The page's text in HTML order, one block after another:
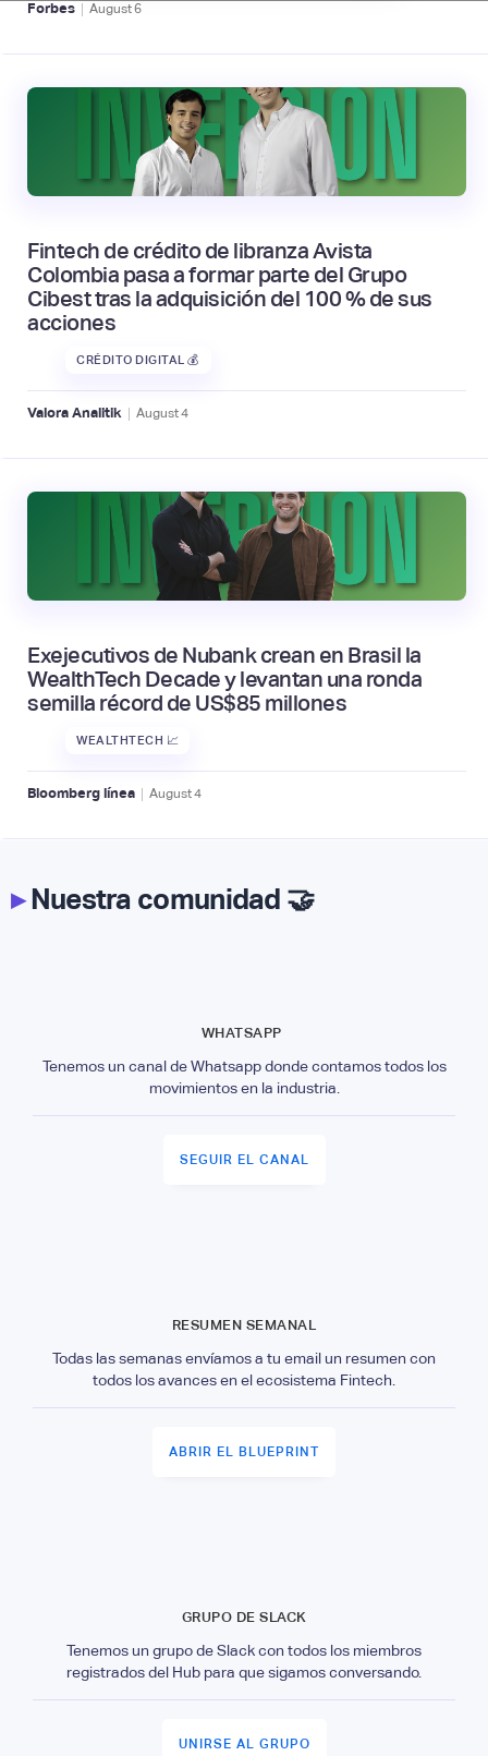
Forbes | August6
Fintech de crédito de libranza Avista
Colombia pasa a formar parte del Grupo
Cibest tras la adquisición del 100 % de sus
acciones
CRÉDITO DIGITAL 💰
Valora Analitik | August4
Exejecutivos de Nubank crean en Brasil la
WealthTech Decade y levantan una ronda
semilla récord de US$85 millones
WEALTHTECH 📈
Bloomberg línea | August4
▸Nuestra comunidad 🤝
WHATSAPP
Tenemos un canal de Whatsapp donde contamos todos los
movimientos en la industria.
SEGUIR EL CANAL
RESUMEN SEMANAL
Todas las semanas envíamos a tu email un resumen con
todos los avances en el ecosistema Fintech.
ABRIR EL BLUEPRINT
GRUPO DE SLACK
Tenemos un grupo de Slack con todos los miembros
registrados del Hub para que sigamos conversando.
UNIRSE AL GRUPO